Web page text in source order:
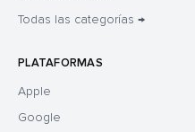
Todas las categorías →
PLATAFORMAS
Apple
Google